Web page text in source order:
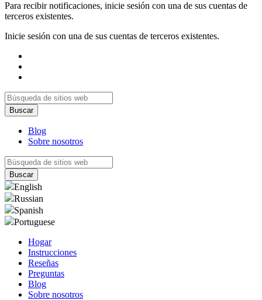
Para recibir notificaciones, inicie sesión con una de sus cuentas de
terceros existentes.
Inicie sesión con una de sus cuentas de terceros existentes.
Blog
Sobre nosotros
English
Russian
Spanish
Portuguese
Hogar
Instrucciones
Reseñas
Preguntas
Blog
Sobre nosotros